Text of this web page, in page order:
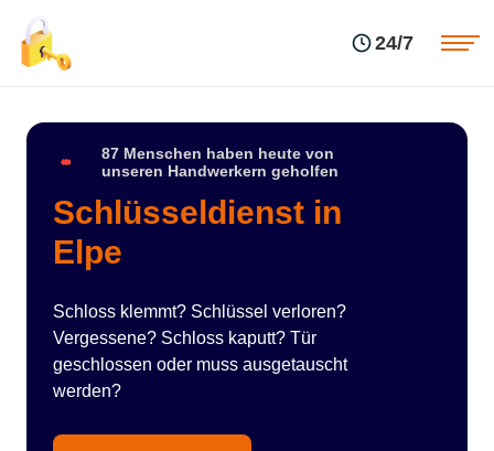
24/7
87 Menschen haben heute von
unseren Handwerkern geholfen
Schlüsseldienst in
Elpe
Schloss klemmt? Schlüssel verloren?
Vergessene? Schloss kaputt? Tür
geschlossen oder muss ausgetauscht
werden?